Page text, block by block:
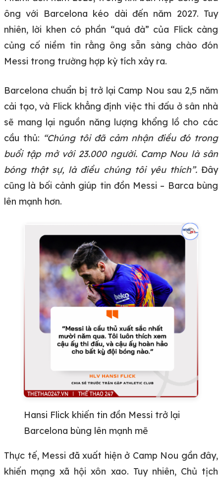
ông với Barcelona kéo dài đến năm 2027. Tuy
nhiên, lời khen có phần “quá đà” của Flick càng
củng cố niềm tin rằng ông sẵn sàng chào đón
Messi trong trường hợp kỳ tích xảy ra.
Barcelona chuẩn bị trở lại Camp Nou sau 2,5 năm
cải tạo, và Flick khẳng định việc thi đấu ở sân nhà
sẽ mang lại nguồn năng lượng khổng lồ cho các
cầu thủ: “Chúng tôi đã cảm nhận điều đó trong
buổi tập mở với 23.000 người. Camp Nou là sân
bóng thật sự, là điều chúng tôi yêu thích”.Đây
cũng là bối cảnh giúp tin đồn Messi – Barca bùng
lên mạnh hơn.
Hansi Flick khiến tin đồn Messi trở lại
Barcelona bùng lên mạnh mẽ
Thực tế, Messi đã xuất hiện ở Camp Nou gần đây,
khiến mạng xã hội xôn xao. Tuy nhiên, Chủ tịch